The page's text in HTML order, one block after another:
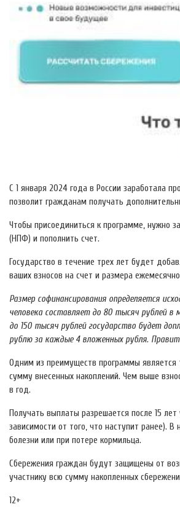
С 1 января 2024 года в России заработала
позволит гражданам получать
Чтобы присоединиться к программе, нужно
(НПФ) и пополнить счет.
Государство в течение трех лет будет
ваших взносов на счет и размера
Размер софинансирования определяется
человека составляет до 80 тысяч рублей
до 150 тысяч рублей государство будет
рублю за каждые 4 вложенных рубля.
Одним из преимуществ программы
сумму внесенных накоплений. Чем выше
в год.
Получать выплаты разрешается после 15
зависимости от того, что наступит ранее).
болезни или при потере кормильца.
Сбережения граждан будут защищены от
участнику всю сумму накопленных
12+